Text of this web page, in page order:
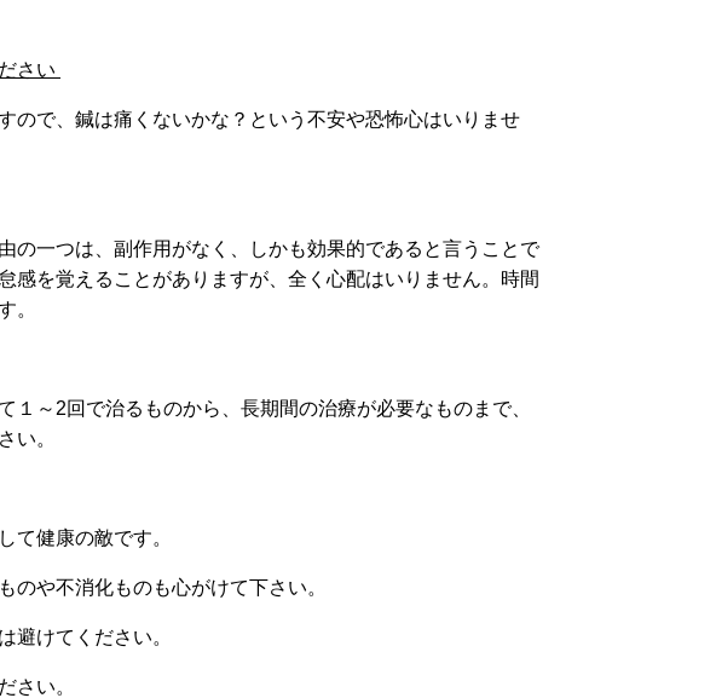
さい
ので、鍼は痛くないかな？という不安や恐怖心はいりませ
の一つは、副作用がなく、しかも効果的であると言うことで
感を覚えることがありますが、全く心配はいりません。時間
。
１～2回で治るものから、長期間の治療が必要なものまで、
い。
て健康の敵です。
のや不消化ものも心がけて下さい。
避けてください。
さい。